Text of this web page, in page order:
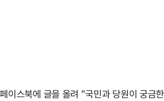
이스북에 글을 올려 "국민과 당원이 궁